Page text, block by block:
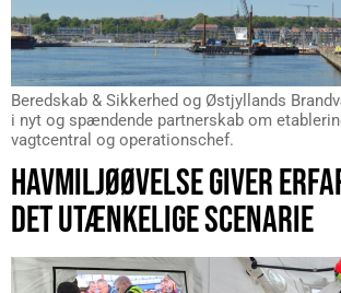
Beredskab & Sikkerhed og Østjyllands
i nyt og spændende partnerskab om
vagtcentral og operationschef.
HAVMILJØØVELSE GIVER
DET UTÆNKELIGE SCENARIE